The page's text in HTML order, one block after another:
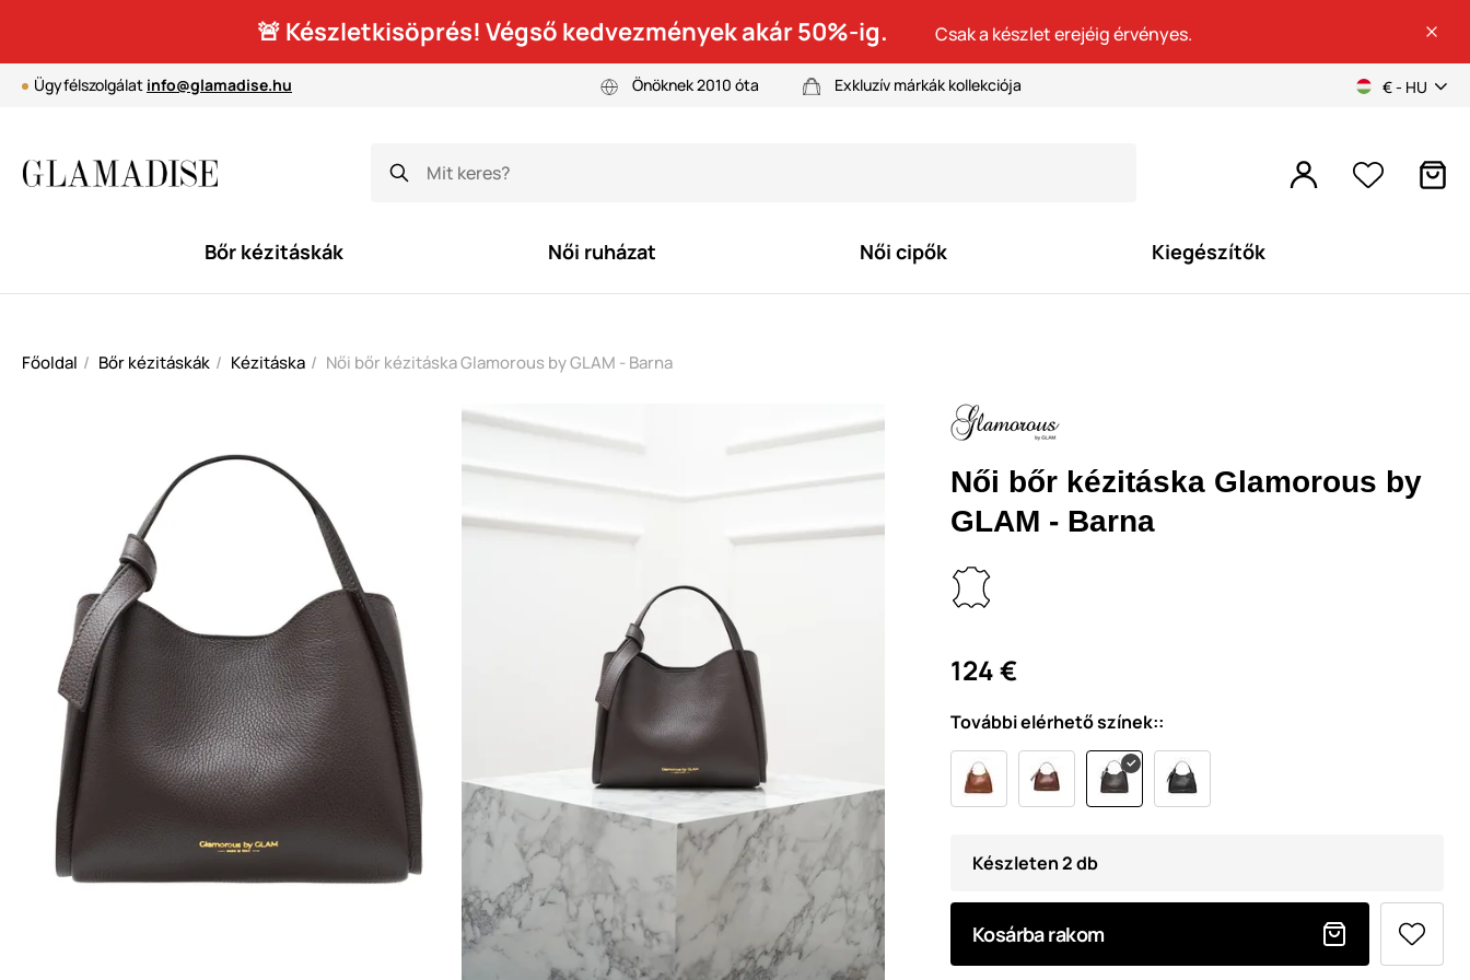
🚨 Készletkisöprés! Végső kedvezmények akár 50%-ig. Csak a készlet erejéig érvényes.
Ügyfélszolgálat info@glamadise.hu Önöknek 2010 óta Exkluzív márkák kollekciója € - HU
Bőr kézitáskák Női ruházat Női cipők Kiegészítők
Főoldal Bőr kézitáskák Kézitáska Női bőr kézitáska Glamorous by GLAM - Barna
Női bőr kézitáska Glamorous by
GLAM - Barna
124 €
További elérhető színek::
Készleten 2 db
Kosárba rakom